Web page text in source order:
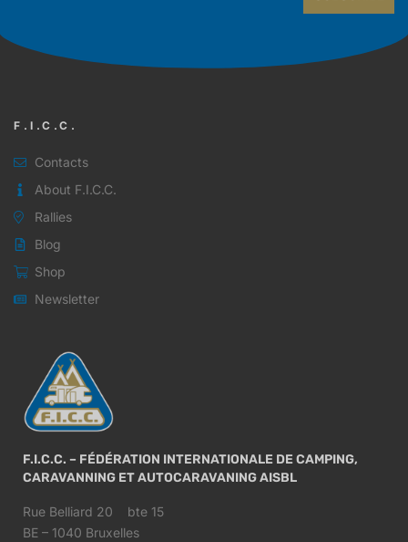
F.I.C.C. – FÉDÉRATION INTERNATIONALE DE CAMPING,
CARAVANNING ET AUTOCARAVANING AISBL
Rue Belliard 20 bte 15
BE – 1040 Bruxelles
F.I.C.C.
Contacts
About F.I.C.C.
Rallies
Blog
Shop
Newsletter